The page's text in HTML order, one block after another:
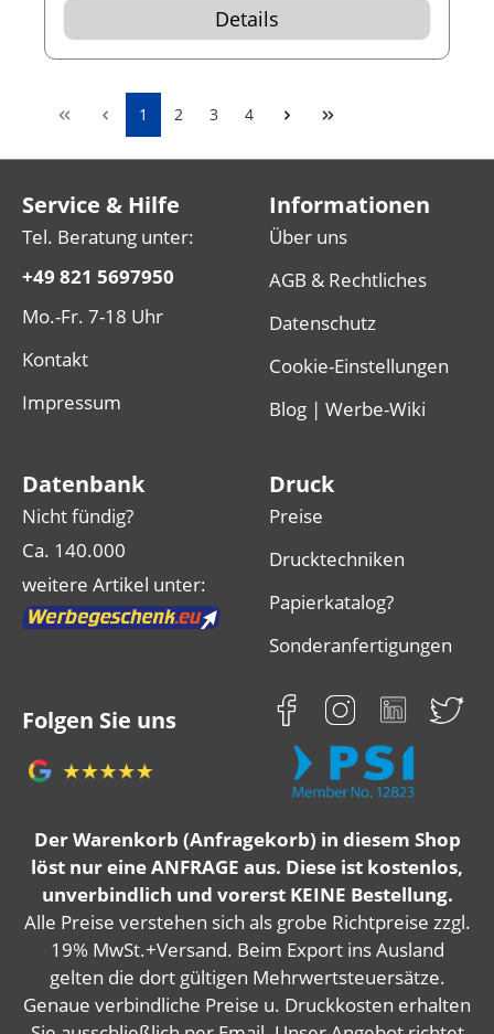
Details
1 2 3 4
Service & Hilfe
Tel. Beratung unter:
+49 821 5697950
Mo.-Fr. 7-18 Uhr
Kontakt
Impressum
Informationen
Über uns
AGB & Rechtliches
Datenschutz
Cookie-Einstellungen
Blog | Werbe-Wiki
Datenbank
Nicht fündig?
Ca. 140.000
weitere Artikel unter:
Druck
Preise
Drucktechniken
Papierkatalog?
Sonderanfertigungen
Folgen Sie uns
Der Warenkorb (Anfragekorb) in diesem Shop
löst nur eine ANFRAGE aus. Diese ist kostenlos,
unverbindlich und vorerst KEINE Bestellung.
Alle Preise verstehen sich als grobe Richtpreise zzgl.
19% MwSt.+Versand. Beim Export ins Ausland
gelten die dort gültigen Mehrwertsteuersätze.
Genaue verbindliche Preise u. Druckkosten erhalten